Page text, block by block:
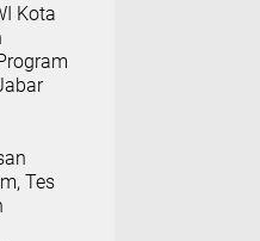
Kota
Tes